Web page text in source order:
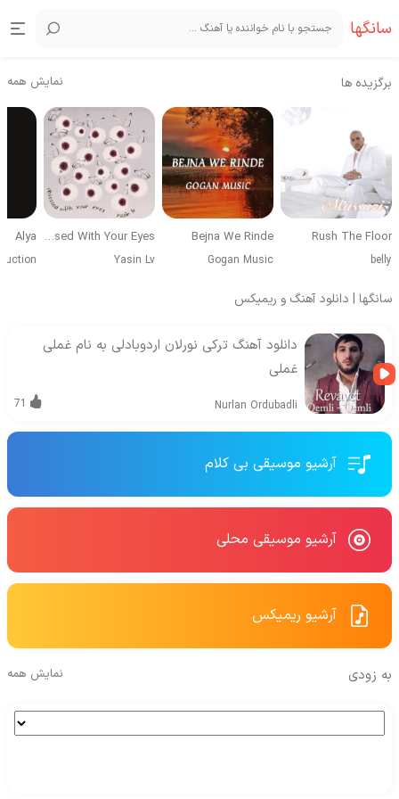
سانگها
برگزیده ها نمایش همه
Rush The Floor
belly
Bejna We Rinde
Gogan Music
Obsessed With Your Eyes
Yasin Lv
Alya
سانگها | دانلود آهنگ و ریمیکس
دانلود آهنگ ترکی نورلان اردوبادلی به نام غملی
غملی
Nurlan Ordubadli
71
آرشیو موسیقی بی کلام
آرشیو موسیقی محلی
آرشیو ریمیکس
به زودی نمایش همه